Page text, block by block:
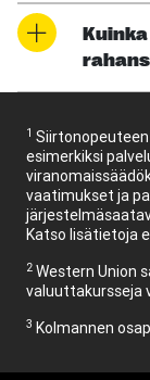
1
esimerkiksi
vaatimukset ja
Katso lisätietoja
2 Western Union
valuuttakursseja
3 Kolmannen